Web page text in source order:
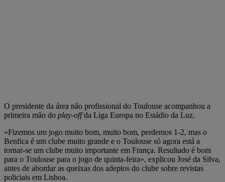
O presidente da área não profissional do Toulouse acompanhou a
primeira mão do play-offda Liga Europa no Estádio da Luz.
«Fizemos um jogo muito bom, muito bom, perdemos 1-2, mas o
Benfica é um clube muito grande e o Toulouse só agora está a
tornar-se um clube muito importante em França. Resultado é bom
para o Toulouse para o jogo de quinta-feira», explicou José da Silva,
antes de abordar as queixas dos adeptos do clube sobre revistas
policiais em Lisboa.